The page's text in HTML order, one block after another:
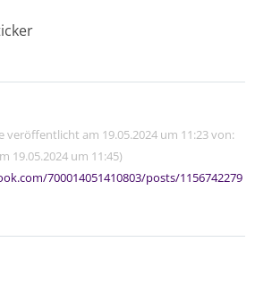
veröffentlicht am 19.05.2024 um 11:23 von:
19.05.2024 um 11:45)
700014051410803/posts/1156742279